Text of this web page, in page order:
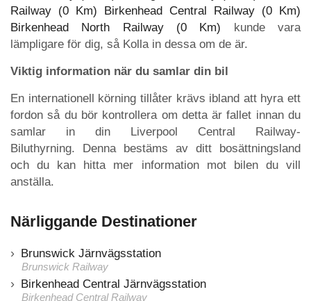
Railway (0 Km)
Birkenhead Central Railway (0 Km)
Birkenhead North Railway (0 Km) kunde vara
lämpligare för dig, så Kolla in dessa om de är.
Viktig information när du samlar din bil
En internationell körning tillåter krävs ibland att hyra ett
fordon så du bör kontrollera om detta är fallet innan du
samlar in din Liverpool Central Railway-
Biluthyrning. Denna bestäms av ditt bosättningsland
och du kan hitta mer information mot bilen du vill
anställa.
Närliggande Destinationer
Brunswick Järnvägsstation
Brunswick Railway
Birkenhead Central Järnvägsstation
Birkenhead Central Railway